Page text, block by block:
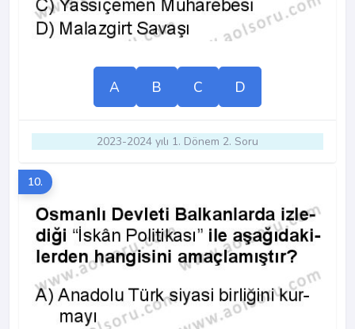
A B C D
2023-2024 yılı 1. Dönem 2. Soru
10.